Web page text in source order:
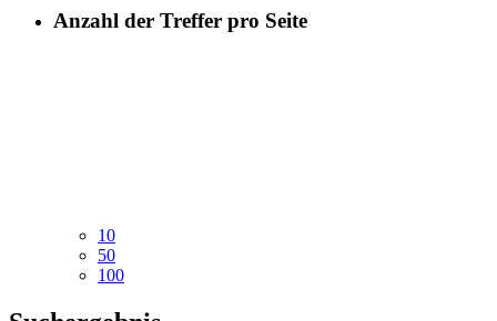
Anzahl der Treffer pro Seite
10
50
100